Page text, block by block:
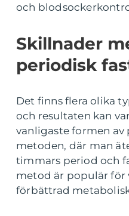
och
Skillnader
periodisk
Det finns flera olika
och resultaten kan
vanligaste formen av
metoden, där man
timmars period och
metod är populär
förbättrad